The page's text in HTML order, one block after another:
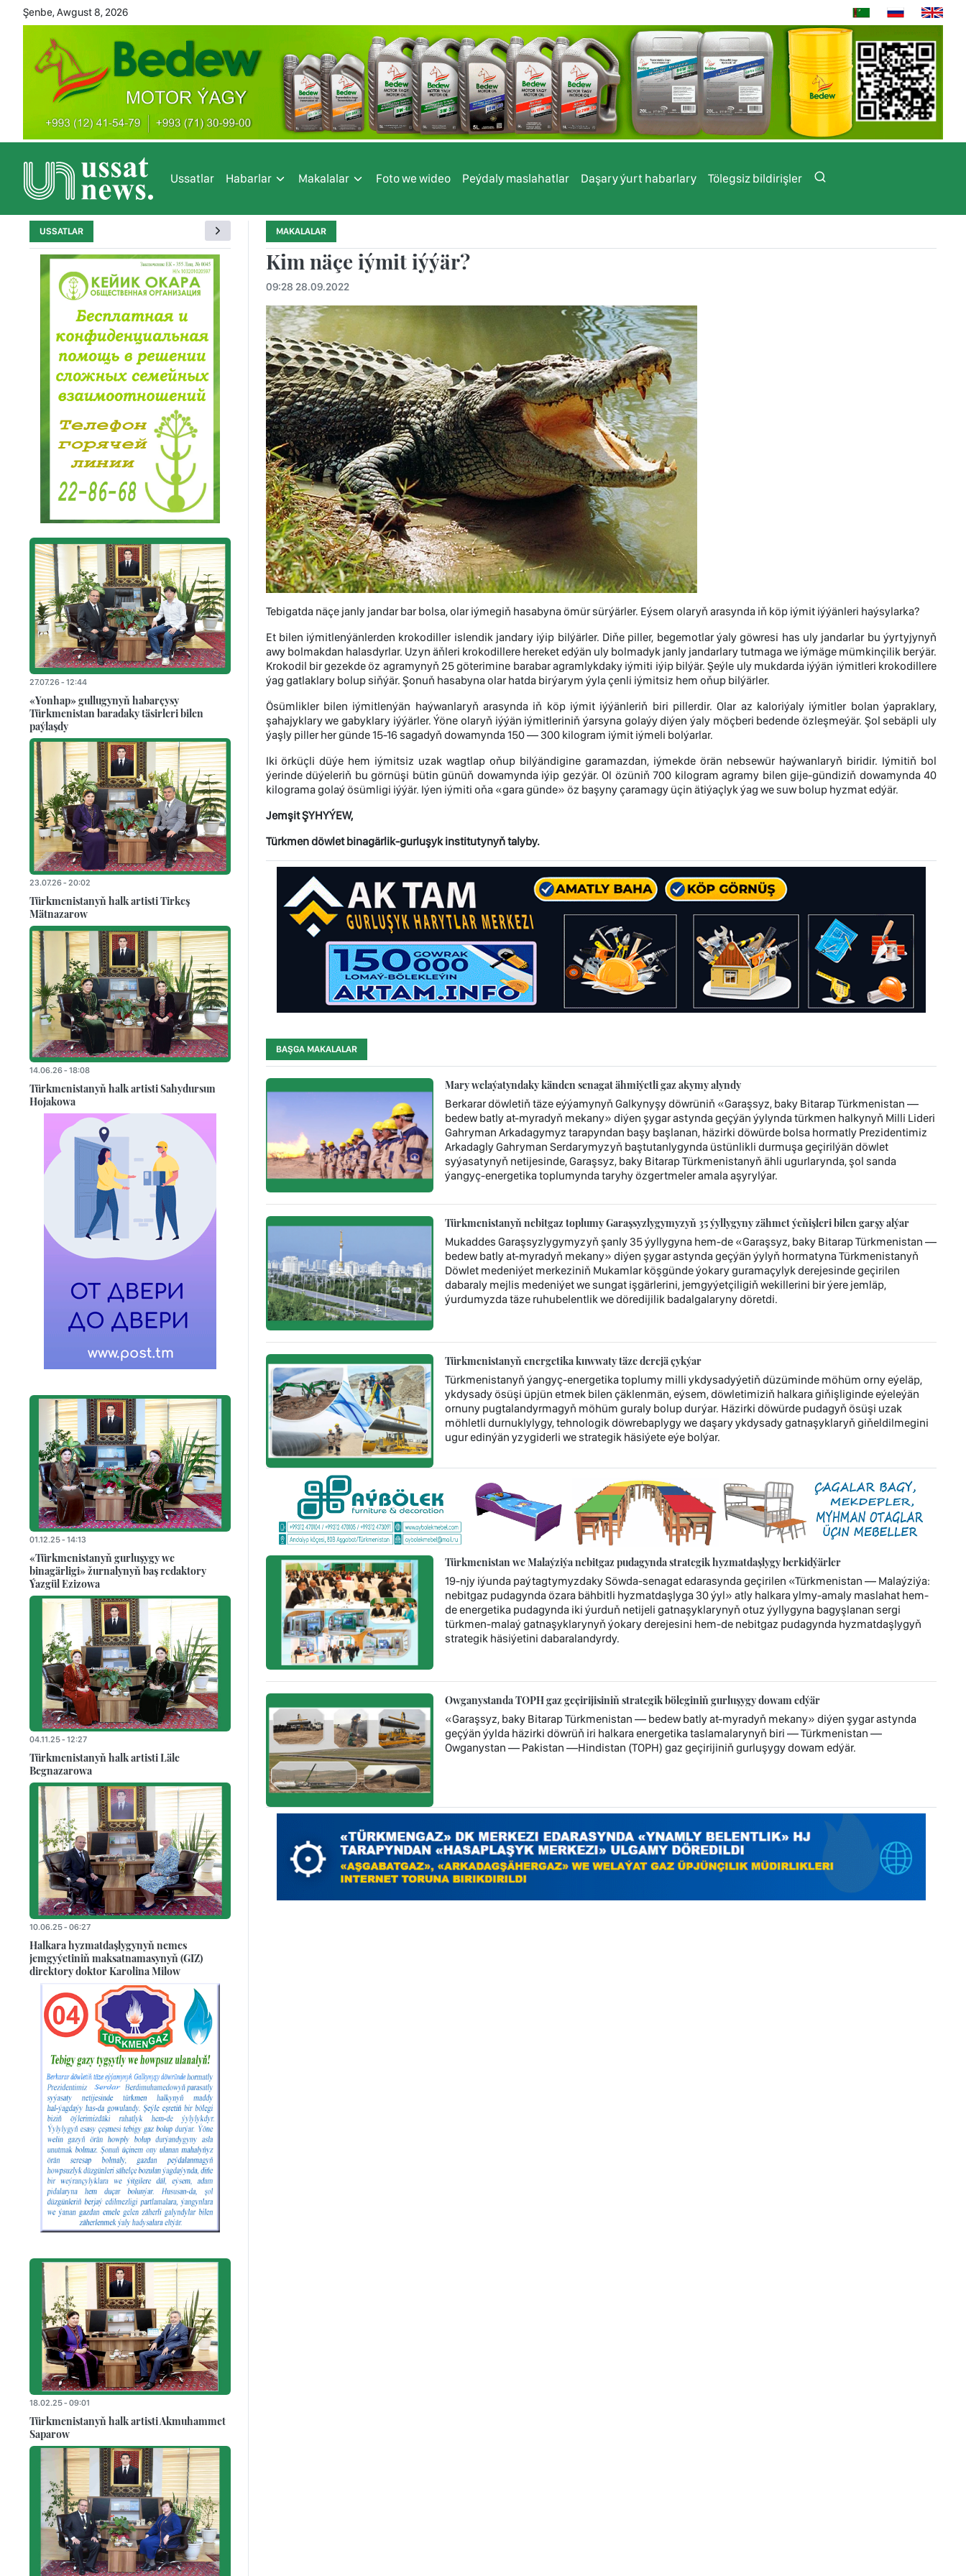
Şenbe, Awgust 8, 2026
Ussatlar Habarlar Makalalar Foto we wideo Peýdaly maslahatlar Daşary ýurt habarlary Tölegsiz bildirişler
MAKALALAR
Kim näçe iýmit iýýär?
09:28 28.09.2022
Tebigatda näçe janly jandar bar bolsa, olar iýmegiň hasabyna ömür sürýärler. Eýsem olaryň arasynda iň köp iýmit iýýänleri haýsylarka?
Et bilen iýmitlenýänlerden krokodiller islendik jandary iýip bilýärler. Diňe piller, begemotlar ýaly göwresi has uly jandarlar bu ýyrtyjynyň
awy bolmakdan halasdyrlar. Uzyn äňleri krokodillere hereket edýän uly bolmadyk janly jandarlary tutmaga we iýmäge mümkinçilik berýär.
Krokodil bir gezekde öz agramynyň 25 göterimine barabar agramlykdaky iýmiti iýip bilýär. Şeýle uly mukdarda iýýän iýmitleri krokodillere
ýag gatlaklary bolup siňýär. Şonuň hasabyna olar hatda birýarym ýyla çenli iýmitsiz hem oňup bilýärler.
Ösümlikler bilen iýmitlenýän haýwanlaryň arasynda iň köp iýmit iýýänleriň biri pillerdir. Olar az kaloriýaly iýmitler bolan ýapraklary,
şahajyklary we gabyklary iýýärler. Ýöne olaryň iýýän iýmitleriniň ýarsyna golaýy diýen ýaly möçberi bedende özleşmeýär. Şol sebäpli uly
ýaşly piller her günde 15-16 sagadyň dowamynda 150 — 300 kilogram iýmit iýmeli bolýarlar.
Iki örküçli düýe hem iýmitsiz uzak wagtlap oňup bilýändigine garamazdan, iýmekde örän nebsewür haýwanlaryň biridir. Iýmitiň bol
ýerinde düýeleriň bu görnüşi bütin günüň dowamynda iýip gezýär. Ol özüniň 700 kilogram agramy bilen gije-gündiziň dowamynda 40
kilograma golaý ösümligi iýýär. Iýen iýmiti oňa «gara günde» öz başyny çaramagy üçin ätiýaçlyk ýag we suw bolup hyzmat edýär.
Jemşit ŞYHYÝEW,
Türkmen döwlet binagärlik-gurluşyk institutynyň talyby.
BAŞGA MAKALALAR
Mary welaýatyndaky känden senagat ähmiýetli gaz akymy alyndy
Berkarar döwletiň täze eýýamynyň Galkynyşy döwrüniň «Garaşsyz, baky Bitarap Türkmenistan —
bedew batly at-myradyň mekany» diýen şygar astynda geçýän ýylynda türkmen halkynyň Milli Lideri
Gahryman Arkadagymyz tarapyndan başy başlanan, häzirki döwürde bolsa hormatly Prezidentimiz
Arkadagly Gahryman Serdarymyzyň baştutanlygynda üstünlikli durmuşa geçirilýän döwlet
syýasatynyň netijesinde, Garaşsyz, baky Bitarap Türkmenistanyň ähli ugurlarynda, şol sanda
ýangyç-energetika toplumynda taryhy özgertmeler amala aşyrylýar.
Türkmenistanyň nebitgaz toplumy Garaşsyzlygymyzyň 35 ýyllygyny zähmet ýeňişleri bilen garşy alýar
Mukaddes Garaşsyzlygymyzyň şanly 35 ýyllygyna hem-de «Garaşsyz, baky Bitarap Türkmenistan —
bedew batly at-myradyň mekany» diýen şygar astynda geçýän ýylyň hormatyna Türkmenistanyň
Döwlet medeniýet merkeziniň Mukamlar köşgünde ýokary guramaçylyk derejesinde geçirilen
dabaraly mejlis medeniýet we sungat işgärlerini, jemgyýetçiligiň wekillerini bir ýere jemläp,
ýurdumyzda täze ruhubelentlik we döredijilik badalgalaryny döretdi.
Türkmenistanyň energetika kuwwaty täze derejä çykýar
Türkmenistanyň ýangyç-energetika toplumy milli ykdysadyýetiň düzüminde möhüm orny eýeläp,
ykdysady ösüşi üpjün etmek bilen çäklenmän, eýsem, döwletimiziň halkara giňişliginde eýeleýän
ornuny pugtalandyrmagyň möhüm guraly bolup durýar. Häzirki döwürde pudagyň ösüşi uzak
möhletli durnuklylygy, tehnologik döwrebaplygy we daşary ykdysady gatnaşyklaryň giňeldilmegini
ugur edinýän yzygiderli we strategik häsiýete eýe bolýar.
Türkmenistan we Malaýziýa nebitgaz pudagynda strategik hyzmatdaşlygy berkidýärler
19-njy iýunda paýtagtymyzdaky Söwda-senagat edarasynda geçirilen «Türkmenistan — Malaýziýa:
nebitgaz pudagynda özara bähbitli hyzmatdaşlyga 30 ýyl» atly halkara ylmy-amaly maslahat hem-
de energetika pudagynda iki ýurduň netijeli gatnaşyklarynyň otuz ýyllygyna bagyşlanan sergi
türkmen-malaý gatnaşyklarynyň ýokary derejesini hem-de nebitgaz pudagynda hyzmatdaşlygyň
strategik häsiýetini dabaralandyrdy.
Owganystanda TOPH gaz geçirijisiniň strategik böleginiň gurluşygy dowam edýär
«Garaşsyz, baky Bitarap Türkmenistan — bedew batly at-myradyň mekany» diýen şygar astynda
geçýän ýylda häzirki döwrüň iri halkara energetika taslamalarynyň biri — Türkmenistan —
Owganystan — Pakistan —Hindistan (TOPH) gaz geçirijiniň gurluşygy dowam edýär.
USSATLAR
27.07.26 - 12:44
«Yonhap» gullugynyň habarçysy
Türkmenistan baradaky täsirleri bilen
paýlaşdy
23.07.26 - 20:02
Türkmenistanyň halk artisti Tirkeş
Mätnazarow
14.06.26 - 18:08
Türkmenistanyň halk artisti Sahydursun
Hojakowa
01.12.25 - 14:13
«Türkmenistanyň gurluşygy we
binagärligi» žurnalynyň baş redaktory
Ýazgül Ezizowa
04.11.25 - 12:27
Türkmenistanyň halk artisti Läle
Begnazarowa
10.06.25 - 06:27
Halkara hyzmatdaşlygynyň nemes
jemgyýetiniň maksatnamasynyň (GIZ)
direktory doktor Karolina Milow
18.02.25 - 09:01
Türkmenistanyň halk artisti Akmuhammet
Saparow